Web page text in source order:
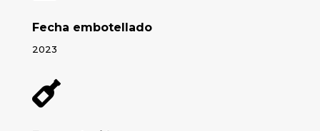
Fecha embotellado
2023
